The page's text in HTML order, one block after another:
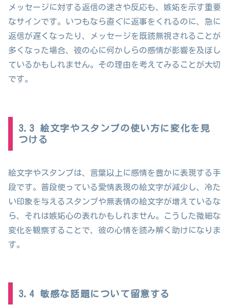
メッセージに対する返信の速さや反応も、嫉妬を示す重要
なサインです。いつもなら直ぐに返事をくれるのに、急に
返信が遅くなったり、メッセージを既読無視されることが
多くなった場合、彼の心に何かしらの感情が影響を及ぼし
ているかもしれません。その理由を考えてみることが大切
です。
3.3 絵文字やスタンプの使い方に変化を見
つける
絵文字やスタンプは、言葉以上に感情を豊かに表現する手
段です。普段使っている愛情表現の絵文字が減少し、冷た
い印象を与えるスタンプや無表情の絵文字が増えているな
ら、それは嫉妬心の表れかもしれません。こうした微細な
変化を観察することで、彼の心情を読み解く助けになりま
す。
3.4 敏感な話題について留意する